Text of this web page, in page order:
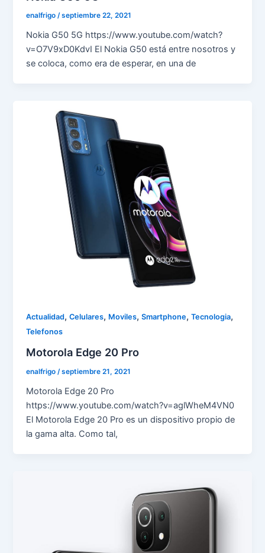
enalfrigo/septiembre 22, 2021
Nokia G50 5G https://www.youtube.com/watch?
v=O7V9xD0KdvI El Nokia G50 está entre nosotros y
se coloca, como era de esperar, en una de
Actualidad,Celulares, Moviles,Smartphone,Tecnologia,
Telefonos
Motorola Edge 20 Pro
enalfrigo/septiembre 21, 2021
Motorola Edge 20 Pro
https://www.youtube.com/watch?v=aglWheM4VN0
El Motorola Edge 20 Pro es un dispositivo propio de
la gama alta. Como tal,